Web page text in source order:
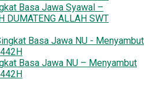
Basa Jawa Syawal –
DUMATENG ALLAH SWT
Basa Jawa NU – Menyambut